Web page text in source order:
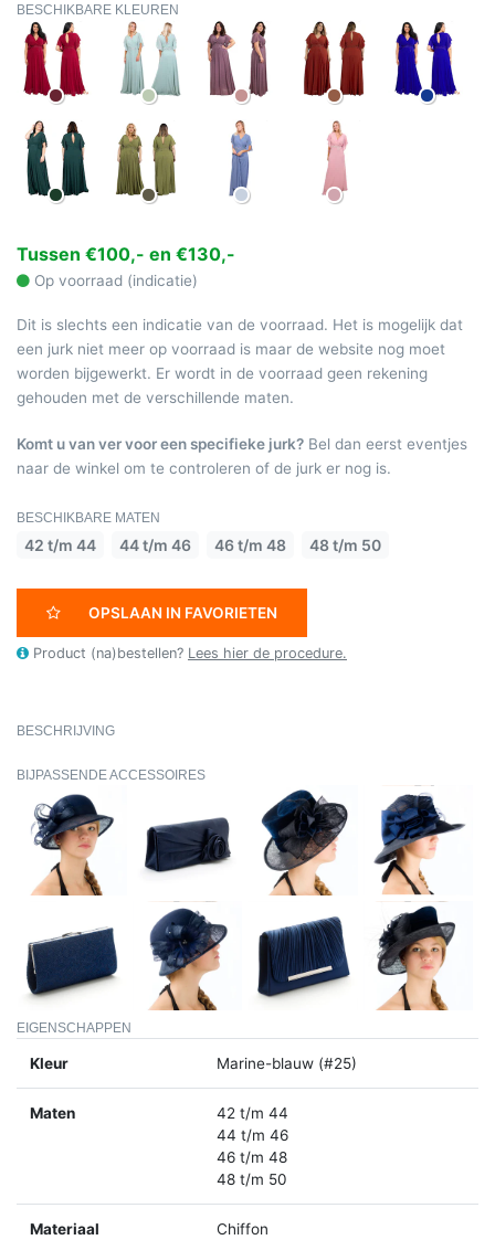
BESCHIKBARE KLEUREN
Tussen €100,- en €130,-
Op voorraad (indicatie)
Dit is slechts een indicatie van de voorraad. Het is mogelijk dat
een jurk niet meer op voorraad is maar de website nog moet
worden bijgewerkt. Er wordt in de voorraad geen rekening
gehouden met de verschillende maten.
Komt u van ver voor een specifieke jurk? Bel dan eerst eventjes
naar de winkel om te controleren of de jurk er nog is.
BESCHIKBARE MATEN
42 t/m 44 44 t/m 46 46 t/m 48 48 t/m 50
OPSLAAN IN FAVORIETEN
Product (na)bestellen? Lees hier de procedure.
BESCHRIJVING
BIJPASSENDE ACCESSOIRES
EIGENSCHAPPEN
Kleur Marine-blauw (#25)
Maten
42 t/m 44
44 t/m 46
46 t/m 48
48 t/m 50
Materiaal Chiffon